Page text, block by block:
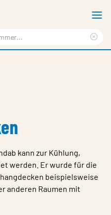
kann zur Kühlung,
werden. Er wurde für die
beispielsweise
anderen Raumen mit